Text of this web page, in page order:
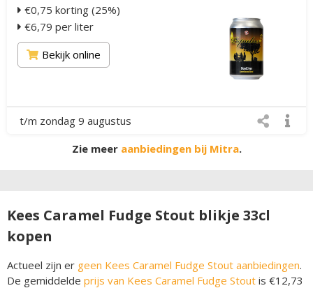
€0,75 korting (25%)
€6,79 per liter
Bekijk online
t/m zondag 9 augustus
Zie meer aanbiedingen bij Mitra.
Kees Caramel Fudge Stout blikje 33cl
kopen
Actueel zijn er geen Kees Caramel Fudge Stout aanbiedingen.
De gemiddelde prijs van Kees Caramel Fudge Stout is €12,73